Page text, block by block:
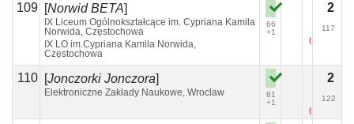
109 [Norwid BETA]
IX Liceum Ogólnokształcące im. Cypriana Kamila
Norwida, Częstochowa
IX LO im.Cypriana Kamila Norwida,
Częstochowa
66
+1
(+1)
2
117
110 [Jonczorki Jonczora]
Elektroniczne Zakłady Naukowe, Wroclaw
81
+1
(+2)
2
122